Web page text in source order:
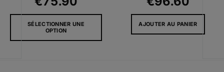
de
prix :
€52.74
SÉLECTIONNER UNE
OPTION
prix
initial
prix
AJOUTER AU PANIER